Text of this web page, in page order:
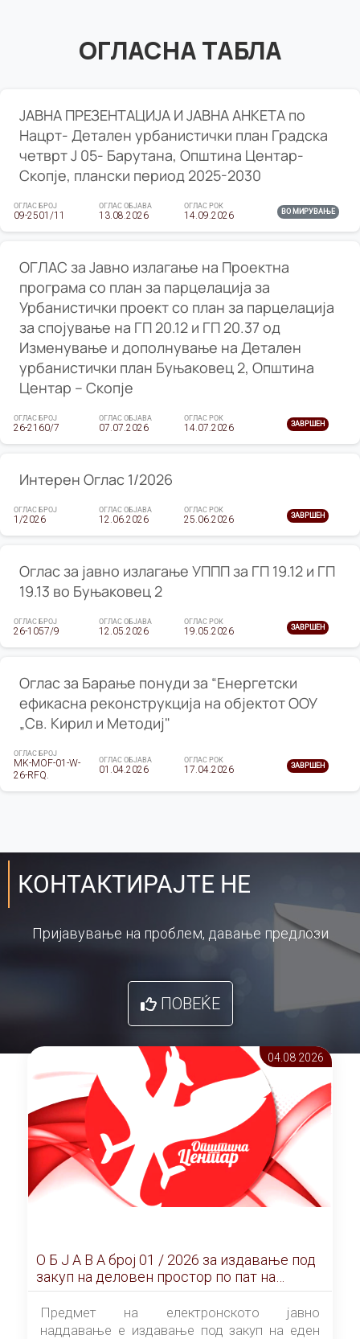
ОГЛАСНА ТАБЛА
ЈАВНА ПРЕЗЕНТАЦИЈА И ЈАВНА АНКЕТА по
Нацрт- Детален урбанистички план Градска
четврт Ј 05- Барутана, Општина Центар-
Скопје, плански период 2025-2030
ОГЛАС БРОЈ
09-2501/11
ОГЛАС ОБЈАВА
13.08.2026
ОГЛАС РОК
14.09.2026 ВО МИРУВАЊЕ
ОГЛАС за Јавно излагање на Проектна
програма со план за парцелација за
Урбанистички проект со план за парцелација
за спојување на ГП 20.12 и ГП 20.37 од
Изменување и дополнување на Детален
урбанистички план Буњаковец 2, Општина
Центар – Скопје
ОГЛАС БРОЈ
26-2160/7
ОГЛАС ОБЈАВА
07.07.2026
ОГЛАС РОК
14.07.2026 ЗАВРШЕН
Интерен Оглас 1/2026
ОГЛАС БРОЈ
1/2026
ОГЛАС ОБЈАВА
12.06.2026
ОГЛАС РОК
25.06.2026 ЗАВРШЕН
Оглас за јавно излагање УППП за ГП 19.12 и ГП
19.13 во Буњаковец 2
ОГЛАС БРОЈ
26-1057/9
ОГЛАС ОБЈАВА
12.05.2026
ОГЛАС РОК
19.05.2026 ЗАВРШЕН
Оглас за Барање понуди за “Енергетски
ефикасна реконструкција на објектот ООУ
„Св. Кирил и Методиј"
ОГЛАС БРОЈ
MK-MOF-01-W-
26-RFQ.
ОГЛАС ОБЈАВА
01.04.2026
ОГЛАС РОК
17.04.2026 ЗАВРШЕН
КОНТАКТИРАЈТЕ НЕ
Пријавување на проблем, давање предлози
ПОВЕЌЕ
04.08 2026
О Б Ј А В А брoj 01 / 2026 за издавање под
закуп на деловен простор по пат на
ЕЛЕКТРОНСКО ЈАВНО НАДДАВАЊЕ
Предмет на електронското јавно
наддавање е издавање под закуп на еден